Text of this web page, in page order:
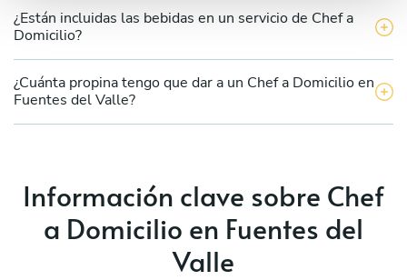
¿Están incluidas las bebidas en un servicio de Chef a
Domicilio?
¿Cuánta propina tengo que dar a un Chef a Domicilio en
Fuentes del Valle?
Información clave sobre Chef
a Domicilio en Fuentes del
Valle